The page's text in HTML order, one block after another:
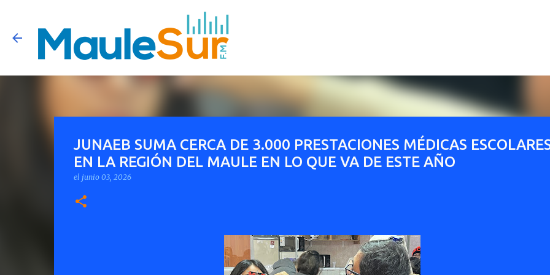
JUNAEB SUMA CERCA DE 3.000 PRESTACIONES MÉDICAS
EN LA REGIÓN DEL MAULE EN LO QUE VA DE ESTE AÑO
el junio 03, 2026